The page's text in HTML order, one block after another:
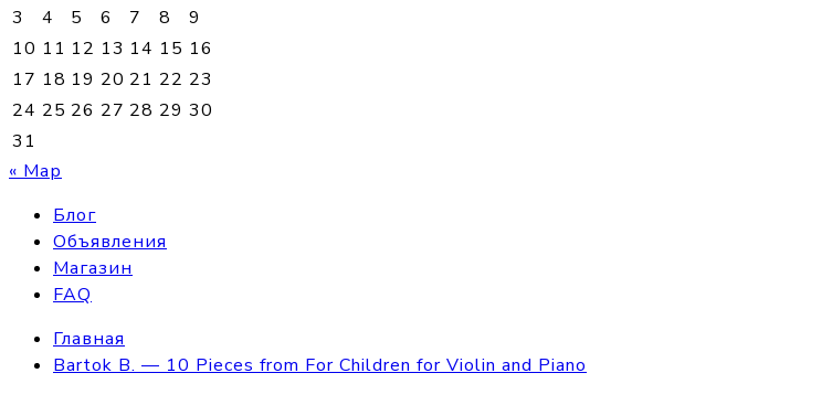
3
4 5 6 7 8
9
10 11 12 13 14 15 16
17 18 19 20 21 22 23
24 25 26 27 28 29 30
31
« Мар
Блог
Объявления
Магазин
FAQ
Главная
Bartok B. — 10 Pieces from For Children for Violin and Piano